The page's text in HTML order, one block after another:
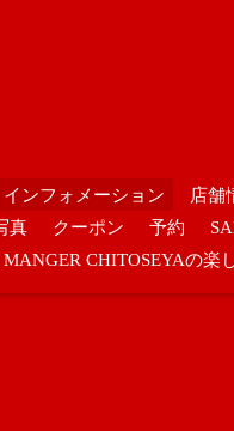
インフォメーション 店舗
真 クーポン 予約
MANGER CHITOSEYAの楽